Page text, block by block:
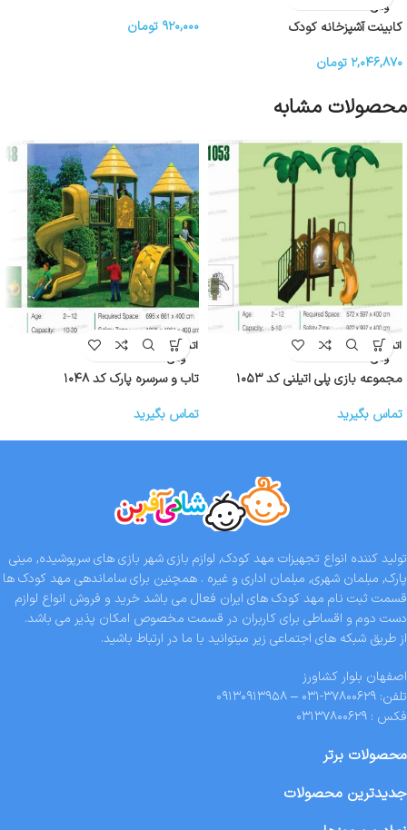
ودی
کابینت آشپزخانه کودک
۲,۰۴۶,۸۷۰ تومان
۹۲۰,۰۰۰ تومان
محصولات مشابه
اتمام موج
ودی
مجموعه بازی پلی اتیلنی کد ۱۰۵۳
تماس بگیرید
اتمام موج
ودی
تاب و سرسره پارک کد ۱۰۴۸
تماس بگیرید
تولید کننده انواع تجهیزات مهد کودک, لوازم بازی شهر بازی های سرپوشیده, مینی
پارک, مبلمان شهری, مبلمان اداری و غیره . همچنین برای ساماندهی مهد کودک ها
قسمت ثبت نام مهد کودک های ایران فعال می باشد خرید و فروش انواع لوازم
دست دوم و اقساطی برای کاربران در قسمت مخصوص امکان پذیر می باشد.
از طریق شبکه های اجتماعی زیر میتوانید با ما در ارتباط باشید.
اصفهان بلوار کشاورز
تلفن: ۳۷۸۰۰۶۲۹-۰۳۱ – ۰۹۱۳۰۹۱۳۹۵۸
فکس : ۰۳۱۳۷۸۰۰۶۲۹
محصولات برتر
جدیدترین محصولات